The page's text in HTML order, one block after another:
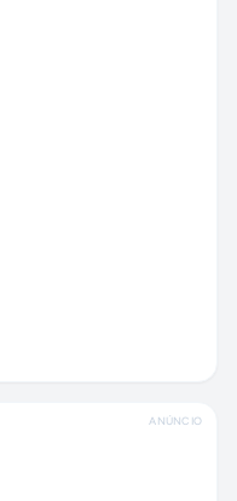
ANÚNCIO